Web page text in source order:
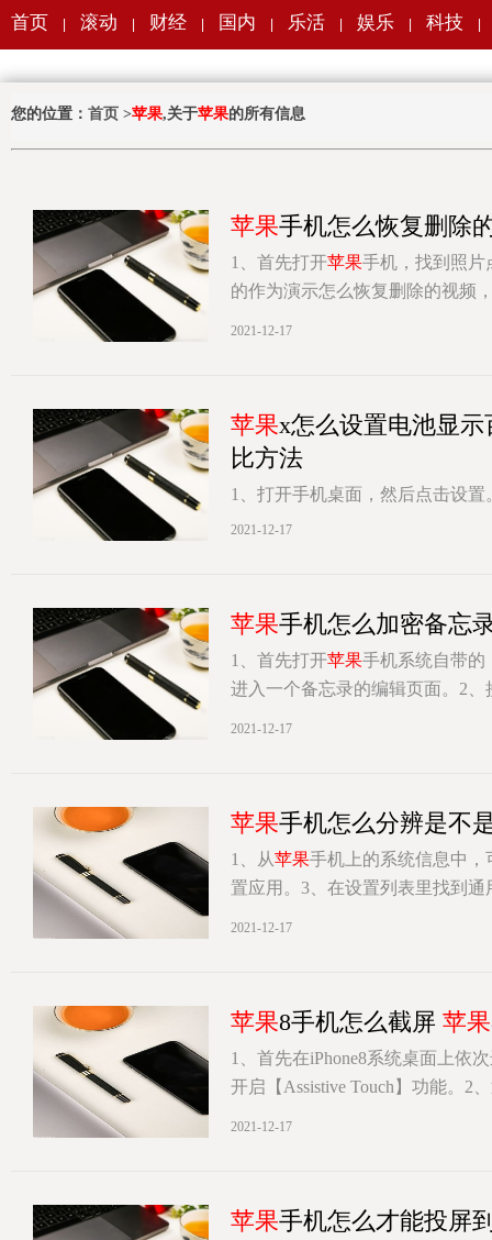
首页 滚动 财经 国内 乐活 娱乐 科技
您的位置： 首页 >苹果,关于苹果的所有信息
苹果手机怎么恢复删除
1、首先打开苹果手机，找到照片
的作为演示怎么恢复删除的视频
2021-12-17
苹果x怎么设置电池显
比方法
1、打开手机桌面，然后点击设
电池设置项。4、打开电池设置
2021-12-17
苹果手机怎么加密备忘
1、首先打开苹果手机系统自带的
进入一个备忘录的编辑页面。2
2021-12-17
苹果手机怎么分辨是不
1、从苹果手机上的系统信息中
置应用。3、在设置列表里找到
2021-12-17
苹果8手机怎么截屏 苹果
1、首先在iPhone8系统桌面上依
开启【Assistive Touch】功能。2
2021-12-17
苹果手机怎么才能投屏